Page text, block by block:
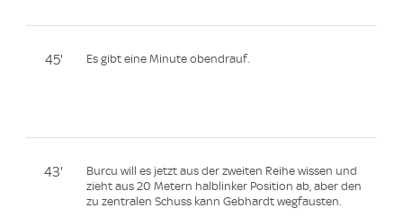
45' Es gibt eine Minute obendrauf.
43'
Burcu will es jetzt aus der zweiten Reihe wissen und
zieht aus 20 Metern halblinker Position ab, aber den
zu zentralen Schuss kann Gebhardt wegfausten.